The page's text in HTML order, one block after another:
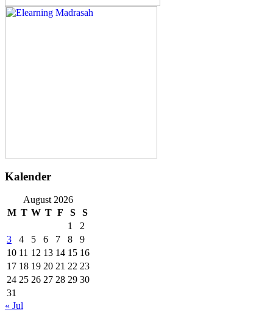
Kalender
August 2026
M T W T F S
S
1
2
3
4 5 6 7 8
9
10 11 12 13 14 15 16
17 18 19 20 21 22 23
24 25 26 27 28 29 30
31
« Jul